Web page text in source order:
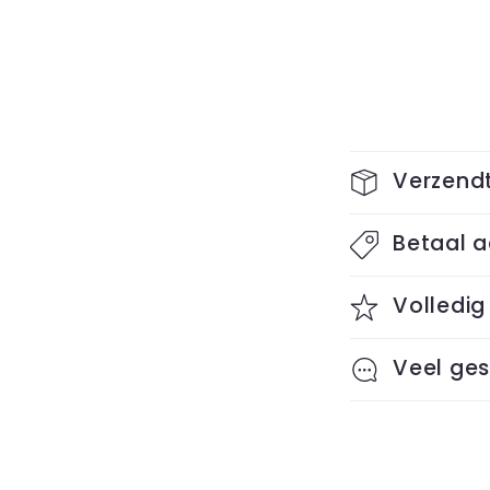
I
n
k
l
a
p
Betaal
Veel